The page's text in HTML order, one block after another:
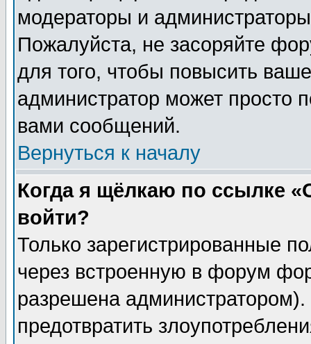
модераторы и
Пожалуйста, не засоряйте
для того, чтобы повысить
администратор может просто
вами сообщений.
Вернуться к началу
Когда я щёлкаю по ссылке
войти?
Только зарегистрированные
через встроенную в форум
разрешена
предотвратить